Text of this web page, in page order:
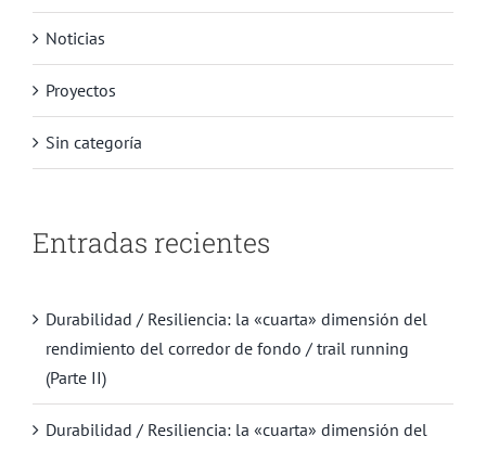
Noticias
Proyectos
Sin categoría
Entradas recientes
Durabilidad / Resiliencia: la «cuarta» dimensión del
rendimiento del corredor de fondo / trail running
(Parte II)
Durabilidad / Resiliencia: la «cuarta» dimensión del